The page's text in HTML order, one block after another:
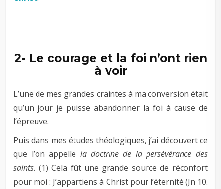
2- Le courage et la foi n’ont rien
à voir
L’une de mes grandes craintes à ma conversion était
qu’un jour je puisse abandonner la foi à cause de
l’épreuve.
Puis dans mes études théologiques, j’ai découvert ce
que l’on appelle la doctrine de la persévérance des
saints. (1) Cela fût une grande source de réconfort
pour moi : J’appartiens à Christ pour l’éternité (Jn 10.